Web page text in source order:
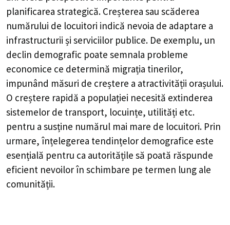
planificarea strategică. Creșterea sau scăderea
numărului de locuitori indică nevoia de adaptare a
infrastructurii și serviciilor publice. De exemplu, un
declin demografic poate semnala probleme
economice ce determină migrația tinerilor,
impunând măsuri de creștere a atractivității orașului.
O creștere rapidă a populației necesită extinderea
sistemelor de transport, locuințe, utilități etc.
pentru a susține numărul mai mare de locuitori. Prin
urmare, înțelegerea tendințelor demografice este
esențială pentru ca autoritățile să poată răspunde
eficient nevoilor în schimbare pe termen lung ale
comunității.